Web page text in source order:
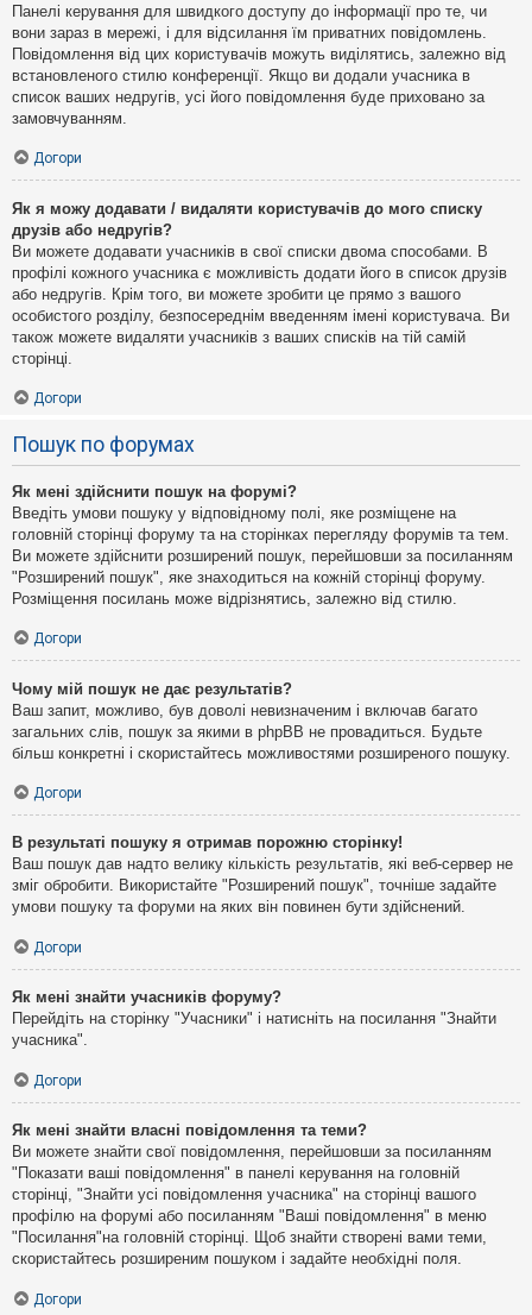
Панелі керування для швидкого доступу до інформації про те, чи
вони зараз в мережі, і для відсилання їм приватних повідомлень.
Повідомлення від цих користувачів можуть виділятись, залежно від
встановленого стилю конференції. Якщо ви додали учасника в
список ваших недругів, усі його повідомлення буде приховано за
замовчуванням.
Догори
Як я можу додавати / видаляти користувачів до мого списку
друзів або недругів?
Ви можете додавати учасників в свої списки двома способами. В
профілі кожного учасника є можливість додати його в список друзів
або недругів. Крім того, ви можете зробити це прямо з вашого
особистого розділу, безпосереднім введенням імені користувача. Ви
також можете видаляти учасників з ваших списків на тій самій
сторінці.
Догори
Пошук по форумах
Як мені здійснити пошук на форумі?
Введіть умови пошуку у відповідному полі, яке розміщене на
головній сторінці форуму та на сторінках перегляду форумів та тем.
Ви можете здійснити розширений пошук, перейшовши за посиланням
"Розширений пошук", яке знаходиться на кожній сторінці форуму.
Розміщення посилань може відрізнятись, залежно від стилю.
Догори
Чому мій пошук не дає результатів?
Ваш запит, можливо, був доволі невизначеним і включав багато
загальних слів, пошук за якими в phpBB не провадиться. Будьте
більш конкретні і скористайтесь можливостями розширеного пошуку.
Догори
В результаті пошуку я отримав порожню сторінку!
Ваш пошук дав надто велику кількість результатів, які веб-сервер не
зміг обробити. Використайте "Розширений пошук", точніше задайте
умови пошуку та форуми на яких він повинен бути здійснений.
Догори
Як мені знайти учасників форуму?
Перейдіть на сторінку "Учасники" і натисніть на посилання "Знайти
учасника".
Догори
Як мені знайти власні повідомлення та теми?
Ви можете знайти свої повідомлення, перейшовши за посиланням
"Показати ваші повідомлення" в панелі керування на головній
сторінці, "Знайти усі повідомлення учасника" на сторінці вашого
профілю на форумі або посиланням "Ваші повідомлення" в меню
"Посилання"на головній сторінці. Щоб знайти створені вами теми,
скористайтесь розширеним пошуком і задайте необхідні поля.
Догори